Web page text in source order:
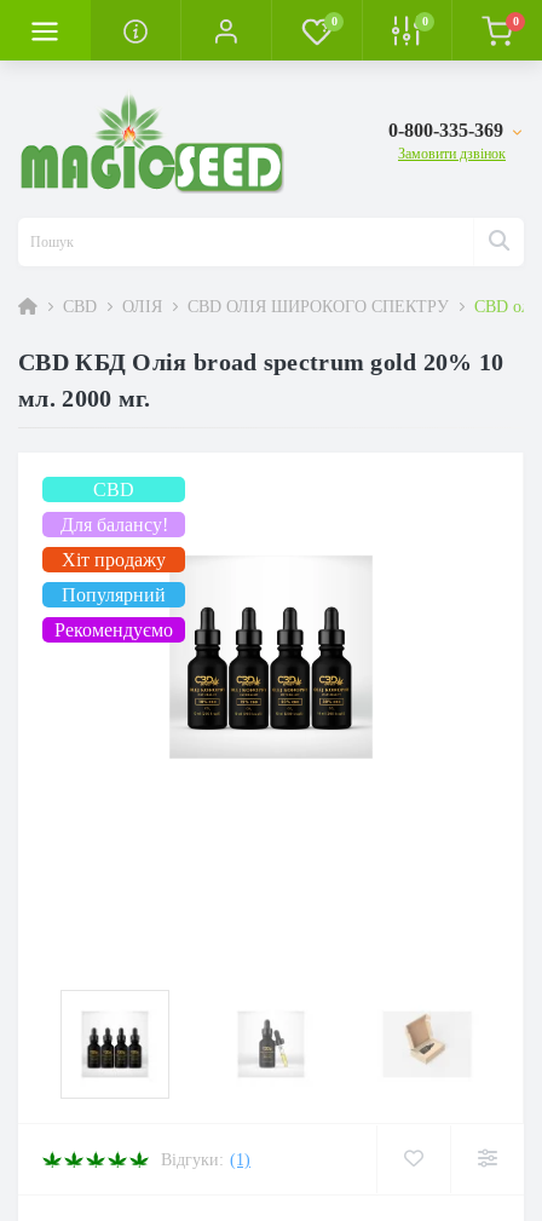
0 0 0
0-800-335-369
Замовити дзвінок
CBD ОЛІЯ CBD ОЛІЯ ШИРОКОГО СПЕКТРУ CBD
CBD КБД Олія broad spectrum gold 20% 10
мл. 2000 мг.
CBD
Для балансу!
Хіт продажу
Популярний
Рекомендуємо
Відгуки: (1)